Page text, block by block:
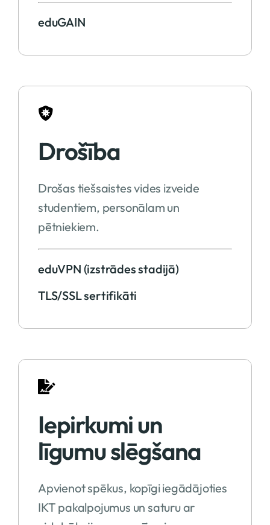
eduGAIN
Drošība
Drošas tiešsaistes vides izveide
studentiem, personālam un
pētniekiem.
eduVPN (izstrādes stadijā)
TLS/SSL sertifikāti
Iepirkumi un
līgumu slēgšana
Apvienot spēkus, kopīgi iegādājoties
IKT pakalpojumus un saturu ar